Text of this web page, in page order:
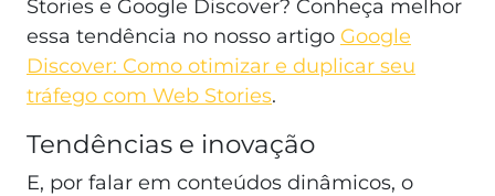
Stories e Google Discover? Conheça melhor
essa tendência no nosso artigo Google
Discover: Como otimizar e duplicar seu
tráfego com Web Stories.
Tendências e inovação
E, por falar em conteúdos dinâmicos, o